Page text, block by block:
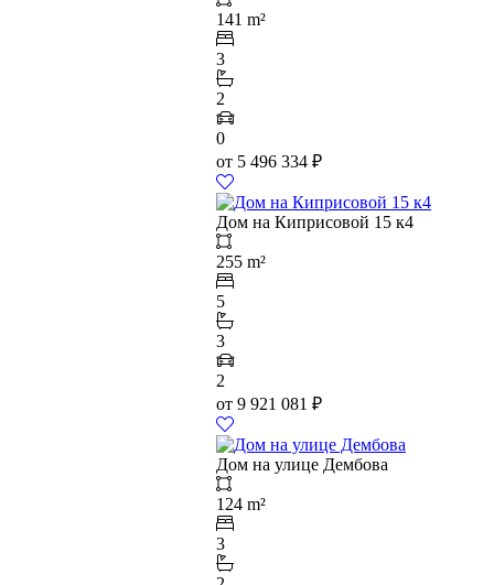
141 m²
3
2
0
от 5 496 334 ₽
Дом на Киприсовой 15 к4
255 m²
5
3
2
от 9 921 081 ₽
Дом на улице Дембова
124 m²
3